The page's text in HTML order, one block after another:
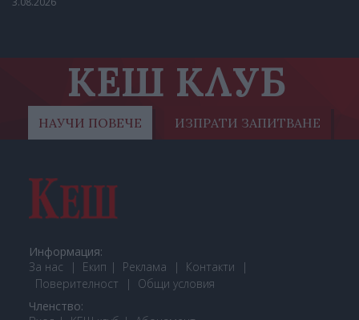
КЕШ КЛУБ
НАУЧИ ПОВЕЧЕ ИЗПРАТИ ЗАПИТВАНЕ
Информация:
За нас
Екип Реклама
Контакти
Поверителност
Общи условия
Членство: